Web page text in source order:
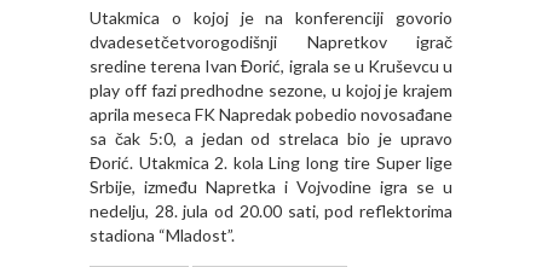
Utakmica o kojoj je na konferenciji govorio
dvadesetčetvorogodišnji Napretkov igrač
sredine terena Ivan Đorić, igrala se u Kruševcu u
play off fazi predhodne sezone, u kojoj je krajem
aprila meseca FK Napredak pobedio novosađane
sa čak 5:0, a jedan od strelaca bio je upravo
Đorić. Utakmica 2. kola Ling long tire Super lige
Srbije, između Napretka i Vojvodine igra se u
nedelju, 28. jula od 20.00 sati, pod reflektorima
stadiona “Mladost”.